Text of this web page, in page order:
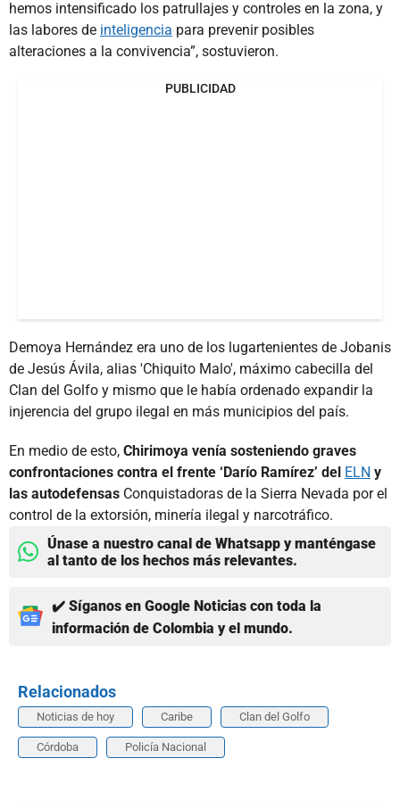
hemos intensificado los patrullajes y controles en la zona, y
las labores de inteligencia para prevenir posibles
alteraciones a la convivencia”, sostuvieron.
PUBLICIDAD
Demoya Hernández era uno de los lugartenientes de Jobanis
de Jesús Ávila, alias 'Chiquito Malo', máximo cabecilla del
Clan del Golfo y mismo que le había ordenado expandir la
injerencia del grupo ilegal en más municipios del país.
En medio de esto, Chirimoya venía sosteniendo graves
confrontaciones contra el frente ‘Darío Ramírez’ del ELN y
las autodefensas Conquistadoras de la Sierra Nevada por el
control de la extorsión, minería ilegal y narcotráfico.
Únase a nuestro canal de Whatsapp y manténgase
al tanto de los hechos más relevantes.
✔️ Síganos en Google Noticias con toda la
información de Colombia y el mundo.
Relacionados
Noticias de hoy Caribe Clan del Golfo
Córdoba Policía Nacional